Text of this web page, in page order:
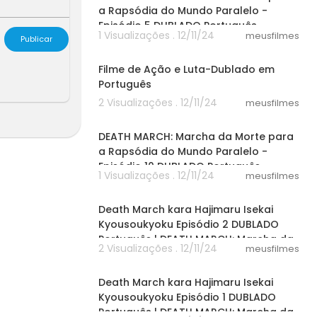
a Rapsódia do Mundo Paralelo -
Episódio 5 DUBLADO Português
1 Visualizações . 12/11/24 meusfilmes
Filme de Ação e Luta-Dublado em
Português
2 Visualizações . 12/11/24
meusfilmes
DEATH MARCH: Marcha da Morte para
a Rapsódia do Mundo Paralelo -
Episódio 10 DUBLADO Português
1 Visualizações . 12/11/24 meusfilmes
Death March kara Hajimaru Isekai
Kyousoukyoku Episódio 2 DUBLADO
Português | DEATH MARCH: Marcha da
2 Visualizações . 12/11/24 meusfilmes
Death March kara Hajimaru Isekai
Kyousoukyoku Episódio 1 DUBLADO
Português | DEATH MARCH: Marcha da
Publicar